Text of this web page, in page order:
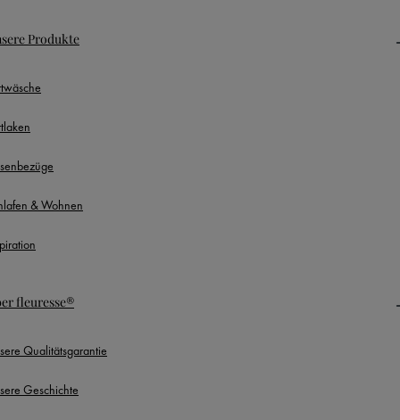
Produkte
& Wohnen
fleuresse®
Qualitätsgarantie
Geschichte